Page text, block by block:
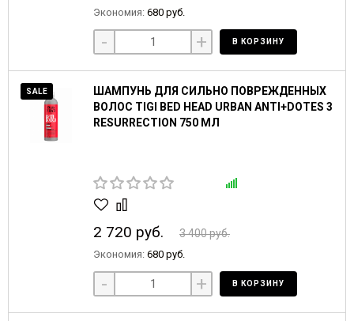
Экономия: 680 руб.
- + В КОРЗИНУ
SALE
ШАМПУНЬ ДЛЯ СИЛЬНО ПОВРЕЖДЕННЫХ
ВОЛОС TIGI BED HEAD URBAN ANTI+DOTES 3
RESURRECTION 750 МЛ
2 720 руб. 3 400 руб.
Экономия: 680 руб.
- + В КОРЗИНУ